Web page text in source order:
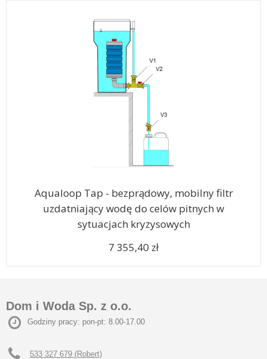
Aqualoop Tap - bezprądowy, mobilny filtr
uzdatniający wodę do celów pitnych w
sytuacjach kryzysowych
7 355,40 zł
Dom i Woda Sp. z o.o.
Godziny pracy: pon-pt: 8.00-17.00
533 327 679 (Robert)